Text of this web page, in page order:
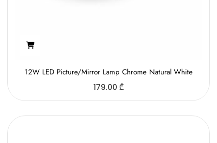
12W LED Picture/Mirror Lamp Chrome Natural White
179.00 ₾